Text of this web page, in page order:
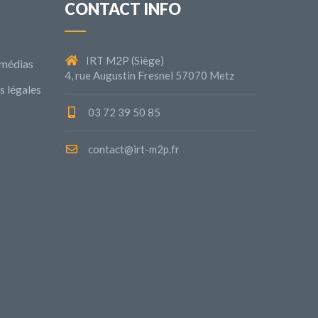
légales
CONTACT INFO
IRT M2P (Siège)
4, rue Augustin Fresnel 57070 Metz
03 72 39 50 85
contact@irt-m2p.fr